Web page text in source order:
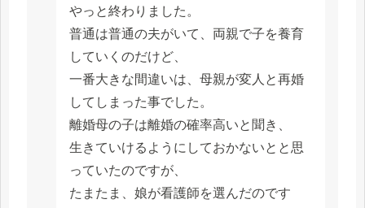
やっと終わりました。
普通は普通の夫がいて、両親で子を養育
していくのだけど、
一番大きな間違いは、母親が変人と再婚
してしまった事でした。
離婚母の子は離婚の確率高いと聞き、
生きていけるようにしておかないとと思
っていたのですが、
たまたま、娘が看護師を選んだのです